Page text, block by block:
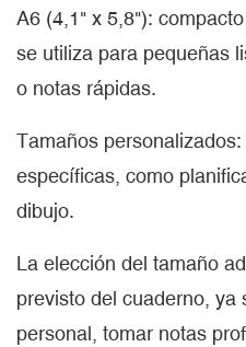
A6 (4,1" x 5,8"):
se utiliza para pequeñas
o notas rápidas.
Tamaños
específicas, como
dibujo.
La elección del tamaño
previsto del cuaderno, ya
personal, tomar notas